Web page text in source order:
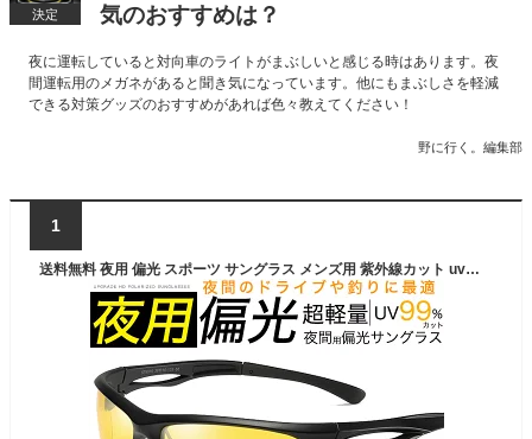
決定
気のおすすめは？
夜に運転していると対向車のライトがまぶしいと感じる時はあります。夜
間運転用のメガネがあると聞き気になっています。他にもまぶしさを軽減
できる対策グッズのおすすめがあれば色々教えてください！
野に行く。編集部
1
送料無料 夜用 偏光 スポーツ サングラス メンズ用 紫外線カット uvカット 男 男性 ノンブランド 運転 夜間走行 ドライブ 釣り 運転用 自動車 サングラス 鼻パッド 調整 シンプル 軽量 日常 普段使い デイリー 色付き イエロー 黄色 カラーレンズ 対向車のライト 直送w